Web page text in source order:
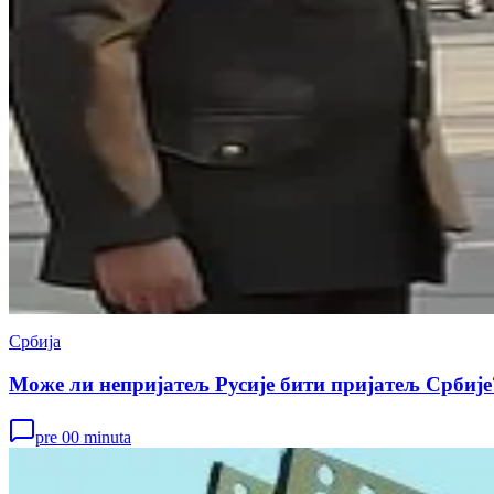
Србија
Може ли непријатељ Русије бити пријатељ
pre 00 minuta